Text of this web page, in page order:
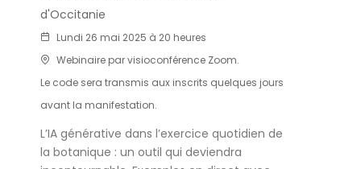
d'Occitanie
Lundi 26 mai 2025 à 20 heures
Webinaire par visioconférence Zoom.
Le code sera transmis aux inscrits quelques jours
avant la manifestation.
L’IA générative dans l’exercice quotidien de
la botanique : un outil qui deviendra